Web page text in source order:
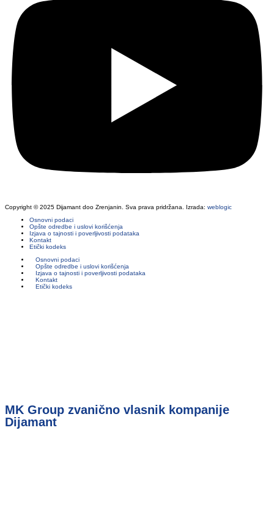
Copyright © 2025 Dijamant doo Zrenjanin. Sva prava pridržana. Izrada: weblogic
Osnovni podaci
Opšte odredbe i uslovi korišćenja
Izjava o tajnosti i poverljivosti podataka
Kontakt
Etički kodeks
Osnovni podaci
Opšte odredbe i uslovi korišćenja
Izjava o tajnosti i poverljivosti podataka
Kontakt
Etički kodeks
MK Group zvanično vlasnik kompanije
Dijamant